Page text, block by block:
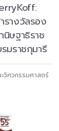
รางวัลรอง
นิษฐาธิราช
มราชกุมารี
วิศวกรรมศาสตร์